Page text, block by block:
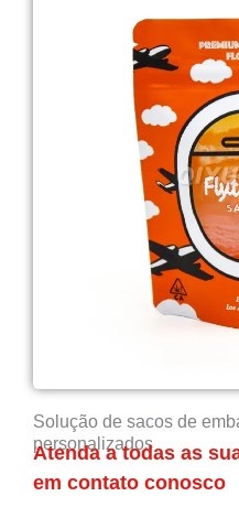
Solução de sacos de
personalizados
Atenda a todas as
em contato conosco